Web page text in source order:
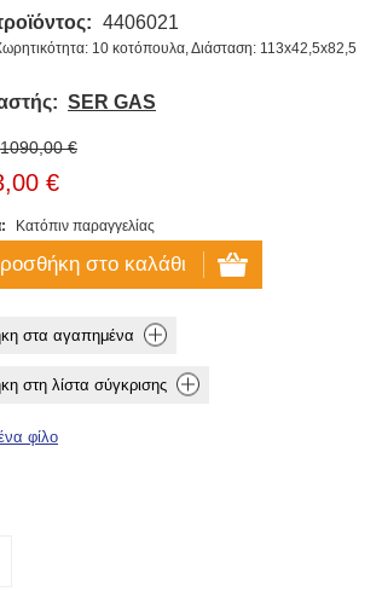
4406021
10 κοτόπουλα, Διάσταση: 113x42,5x82,5
SER GAS
1090,00 €
€
Κατόπιν παραγγελίας